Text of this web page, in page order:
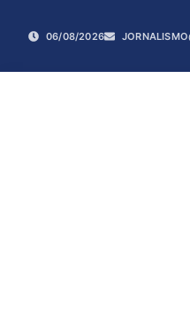
06/08/2026